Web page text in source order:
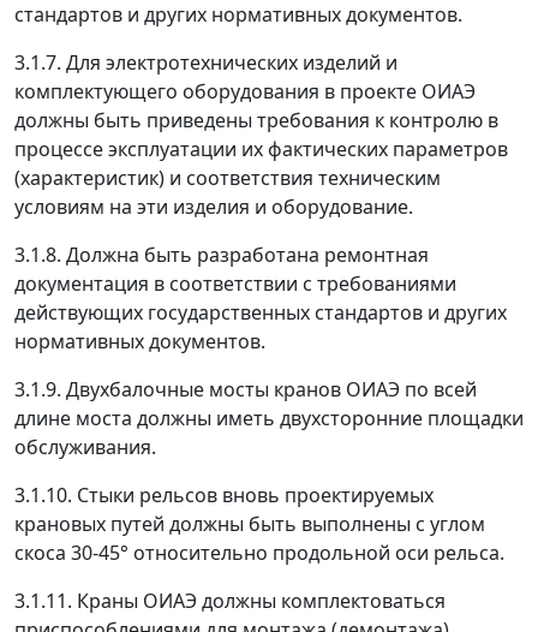
стандартов и других нормативных документов.
3.1.7. Для электротехнических изделий и
комплектующего оборудования в проекте ОИАЭ
должны быть приведены требования к контролю в
процессе эксплуатации их фактических параметров
(характеристик) и соответствия техническим
условиям на эти изделия и оборудование.
3.1.8. Должна быть разработана ремонтная
документация в соответствии с требованиями
действующих государственных стандартов и других
нормативных документов.
3.1.9. Двухбалочные мосты кранов ОИАЭ по всей
длине моста должны иметь двухсторонние площадки
обслуживания.
3.1.10. Стыки рельсов вновь проектируемых
крановых путей должны быть выполнены с углом
скоса 30-45° относительно продольной оси рельса.
3.1.11. Краны ОИАЭ должны комплектоваться